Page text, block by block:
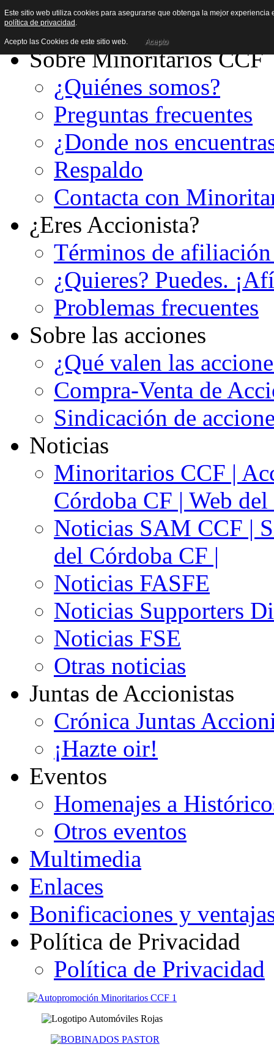
Sobre Minoritarios CCF
¿Quiénes somos?
Preguntas frecuentes
¿Donde nos
Respaldo
Contacta con
¿Eres Accionista?
Términos de
¿Quieres? Puedes.
Problemas frecuentes
Sobre las acciones
¿Qué valen las
Compra-Venta de
Sindicación de
Noticias
Minoritarios CCF |
Córdoba CF | Web
Noticias SAM CCF |
del Córdoba CF |
Noticias FASFE
Noticias Supporters
Noticias FSE
Otras noticias
Juntas de Accionistas
Crónica Juntas
¡Hazte oir!
Eventos
Homenajes a
Otros eventos
Multimedia
Enlaces
Bonificaciones y
Política de Privacidad
Política de Privacidad
Este sitio web utiliza cookies para asegurarse que obtenga la mejor
política de privacidad .
Acepto las Cookies de este sitio web. Acepto